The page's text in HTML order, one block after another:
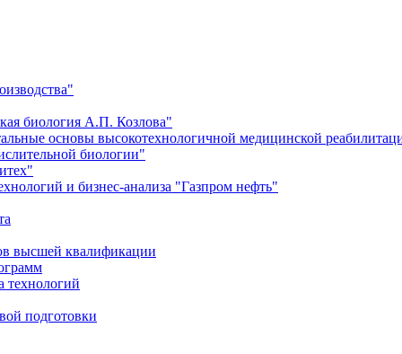
биология А.П. Козлова"
основы высокотехнологичной медицинской
биологии"
и бизнес-анализа "Газпром нефть"
высшей квалификации
технологий
подготовки